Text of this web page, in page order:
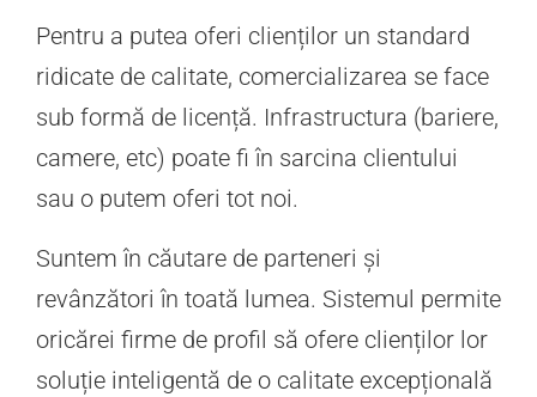
Pentru a putea oferi clienților un standard
ridicate de calitate, comercializarea se face
sub formă de licență. Infrastructura (bariere,
camere, etc) poate fi în sarcina clientului
sau o putem oferi tot noi.
Suntem în căutare de parteneri și
revânzători în toată lumea. Sistemul permite
oricărei firme de profil să ofere clienților lor
soluție inteligentă de o calitate excepțională